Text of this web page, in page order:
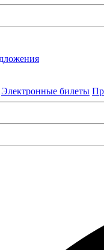
Электронные билеты